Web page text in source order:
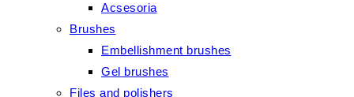
Acsesoria
Brushes
Embellishment brushes
Gel brushes
Files and polishers